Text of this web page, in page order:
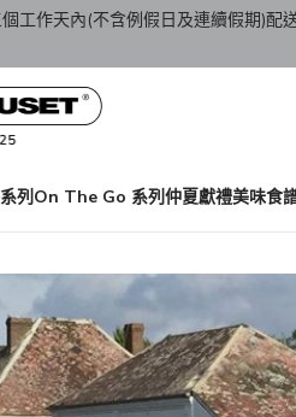
工作天內(不含例假日及連續假期)配
列On The Go 系列仲夏獻禮美味食